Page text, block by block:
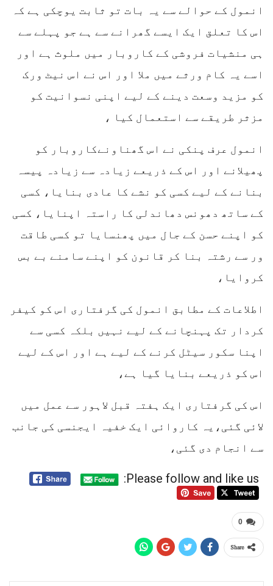
انمول کے حوالے سے یہ بات تو ثابت یوچکی ہے کہ
اس کا تعلق ایک ایسے گھرانے سے ہے جو پہلے سے
ہی منشیات فروشی کے کاروبار میں ملوث ہے اور
اسے یہ کام ورثے میں ملا اور اس نے اس نیٹ ورک
کو مزید وسعت دینے کے لیے اپنی نسوانیت کو
مزثر طریقے سے استعمال کیا ،
انمول عرف پنکی نے اس گھناونےکاروبار کو
پھیلانے اور اس کے ذریعے زیادہ سے زیادہ پیسہ
بنانے کے لیے کسی کو نشے کا عادی بنایا، کسی
کے ساتھ دھونس دھاندلی کا راستہ اپنایا، کسی
کو اپنے حسن کے جال میں پھنسایا تو کسی طاقت
ور سے رشتہ بنا کر قانون کو اپنے سامنے بے بس
کروایا،
اطلاعات کے مطابق انمول کی گرفتاری اس کو کیفر
کردار تک پہنچانے کے لیے نہیں بلکہ کسی سے
اپنا سکور سیٹل کرنے کے لیے ہے اور اس کے لیے
اس کو ذریعے بنایا گیا ہے،
اس کی گرفتاری ایک ہفتہ قبل لاہور سے عمل میں
لائی گئی،یہ کاروائی ایک خفیہ ایجنسی کی جانب
سے انجام دی گئی،
Please follow and like us:
0
Share